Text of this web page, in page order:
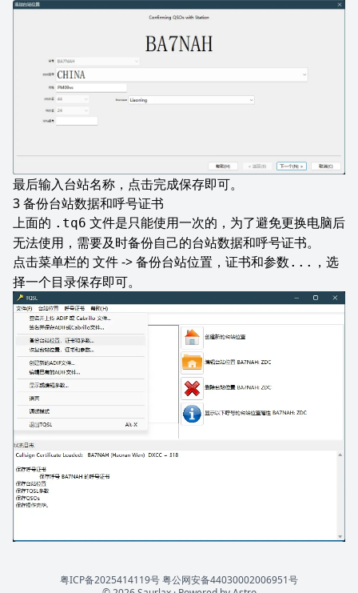
最后输入台站名称，点击完成保存即可。
备份台站数据和呼号证书
上面的 .tq6 文件是只能使用一次的，为了避免更换电脑后
无法使用，需要及时备份自己的台站数据和呼号证书。
点击菜单栏的 文件 -> 备份台站位置，证书和参数... ，选
择一个目录保存即可。
粤ICP备2025414119号粤公网安备44030002006951号